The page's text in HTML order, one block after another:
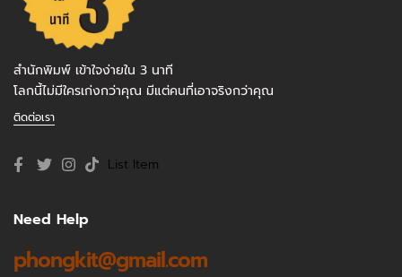
สำนักพิมพ์ เข้าใจง่ายใน 3 นาที
โลกนี้ไม่มีใครเก่งกว่าคุณ มีแต่คนที่เอาจริงกว่าคุณ
ติดต่อเรา
List Item
Need Help
phongkit@gmail.com